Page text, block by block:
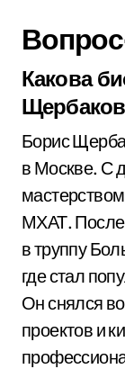
Какова
Борис
в Москве. С
МХАТ. После
в труппу
где стал
Он снялся
проектов и